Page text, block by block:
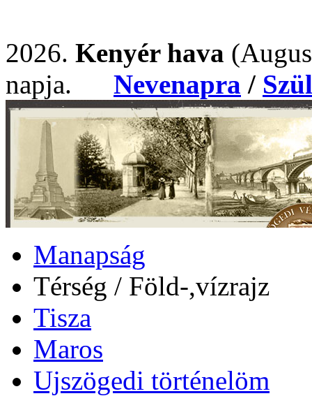
2026. Kenyér hava
napja. Nevenapra /
Manapság
Térség / Föld-,vízrajz
Tisza
Maros
Ujszögedi történelöm